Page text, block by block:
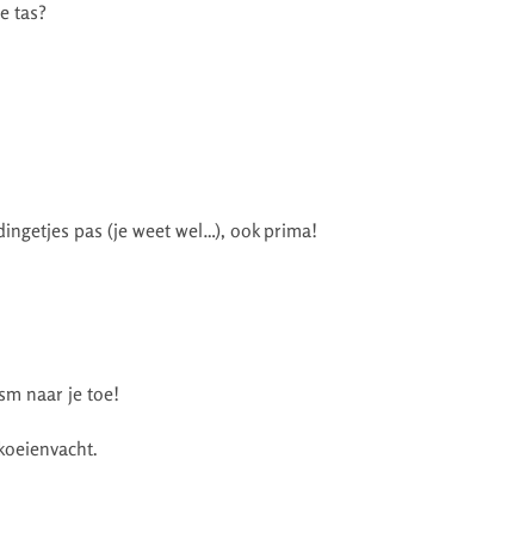
tas?
pas (je weet wel…), ook prima!
naar je toe!